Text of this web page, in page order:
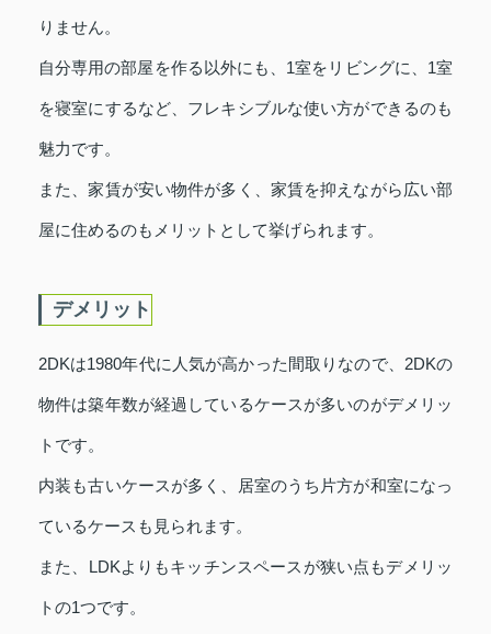
りません。
自分専用の部屋を作る以外にも、1室をリビングに、1室
を寝室にするなど、フレキシブルな使い方ができるのも
魅力です。
また、家賃が安い物件が多く、家賃を抑えながら広い部
屋に住めるのもメリットとして挙げられます。
デメリット
2DKは1980年代に人気が高かった間取りなので、2DKの
物件は築年数が経過しているケースが多いのがデメリッ
トです。
内装も古いケースが多く、居室のうち片方が和室になっ
ているケースも見られます。
また、LDKよりもキッチンスペースが狭い点もデメリッ
トの1つです。